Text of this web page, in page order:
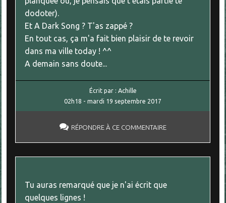
dodoter).
Et A Dark Song ? T'as zappé ?
En tout cas, ça m'a fait bien plaisir de te revoir
dans ma ville today ! ^^
A demain sans doute...
Écrit par : Achille
02h18 -mardi 19 septembre 2017
RÉPONDRE À CE COMMENTAIRE
Tu auras remarqué que je n'ai écrit que
quelques lignes !